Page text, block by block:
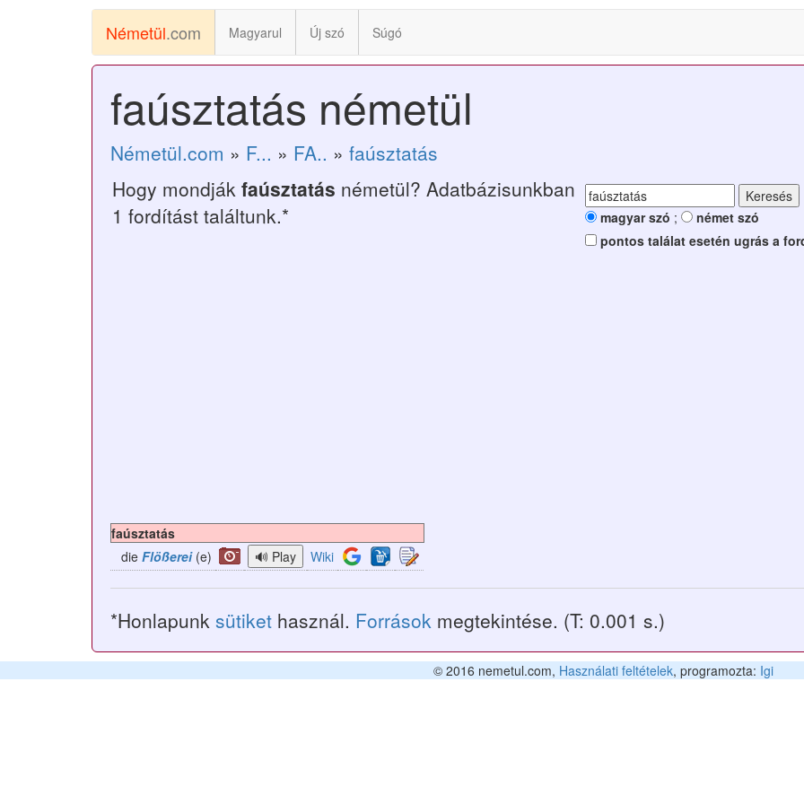
Németül.com Magyarul Új szó Súgó
faúsztatás németül
Németül.com » F... » FA.. » faúsztatás
Hogy mondják faúsztatás németül? Adatbázisunkban
1 fordítást találtunk.*
magyar szó ;
német szó
pontos találat esetén ugrás a
faúsztatás
die Flößerei(e) Wiki
*Honlapunk sütiket használ. Források megtekintése. (T: 0.001 s.)
© 2016 nemetul.com, Használati feltételek, programozta: Igi